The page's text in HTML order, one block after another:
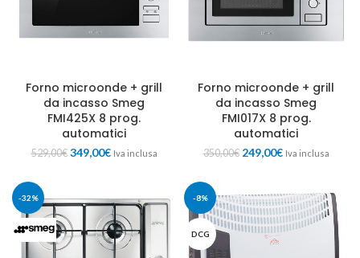
Forno microonde + grill
da incasso Smeg
FMI425X 8 prog.
automatici
529,00€ 349,00€ Iva inclusa
Forno microonde + grill
da incasso Smeg
FMI017X 8 prog.
automatici
350,00€ 249,00€ Iva inclusa
-32% -8%
DCG